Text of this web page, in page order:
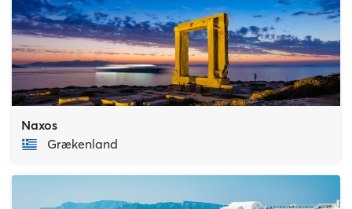
Naxos
Grækenland